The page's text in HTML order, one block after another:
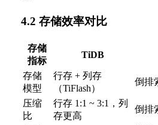
4.2 存储效率对比
存储
指标
TiDB
存储
模型
行存 + 列存
（TiFlash）
倒排
压缩
比
行存 1:1 ~ 3:1，列
存更高
倒排